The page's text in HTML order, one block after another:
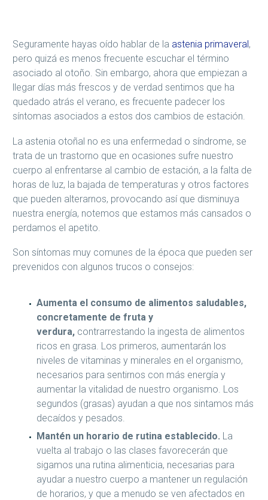
Seguramente hayas oído hablar de la astenia primaveral ,
pero quizá es menos frecuente escuchar el término
asociado al otoño. Sin embargo, ahora que empiezan a
llegar días más frescos y de verdad sentimos que ha
quedado atrás el verano, es frecuente padecer los
síntomas asociados a estos dos cambios de estación.
La astenia otoñal no es una enfermedad o síndrome, se
trata de un trastorno que en ocasiones sufre nuestro
cuerpo al enfrentarse al cambio de estación, a la falta de
horas de luz, la bajada de temperaturas y otros factores
que pueden alterarnos, provocando así que disminuya
nuestra energía, notemos que estamos más cansados o
perdamos el apetito.
Son síntomas muy comunes de la época que pueden ser
prevenidos con algunos trucos o consejos:
Aumenta el consumo de alimentos saludables,
concretamente de fruta y
verdura, contrarrestando la ingesta de alimentos
ricos en grasa. Los primeros, aumentarán los
niveles de vitaminas y minerales en el organismo,
necesarios para sentirnos con más energía y
aumentar la vitalidad de nuestro organismo. Los
segundos (grasas) ayudan a que nos sintamos más
decaídos y pesados.
Mantén un horario de rutina establecido. La
vuelta al trabajo o las clases favorecerán que
sigamos una rutina alimenticia, necesarias para
ayudar a nuestro cuerpo a mantener un regulación
de horarios, y que a menudo se ven afectados en